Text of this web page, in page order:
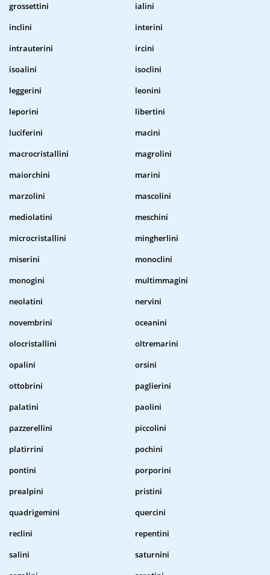
grossettini
ialini
inclini
interini
intrauterini
ircini
isoalini
isoclini
leggerini
leonini
leporini
libertini
luciferini
macini
macrocristallini
magrolini
maiorchini
marini
marzolini
mascolini
mediolatini
meschini
microcristallini
mingherlini
miserini
monoclini
monogini
multimmagini
neolatini
nervini
novembrini
oceanini
olocristallini
oltremarini
opalini
orsini
ottobrini
paglierini
palatini
paolini
pazzerellini
piccolini
platirrini
pochini
pontini
porporini
prealpini
pristini
quadrigemini
quercini
reclini
repentini
salini
saturnini